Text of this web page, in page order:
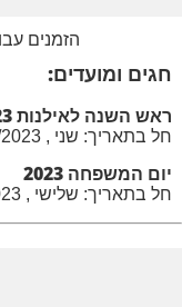
הזמנים
חגים ומועדים:
ראש השנה לאילנות 2023
חל בתאריך: שני , 06/02/2023, ט"ו בשבט ה'תשפ"ג
יום המשפחה 2023
חל בתאריך: שלישי , 21/02/2023, ל' בשבט ה'תשפ"ג